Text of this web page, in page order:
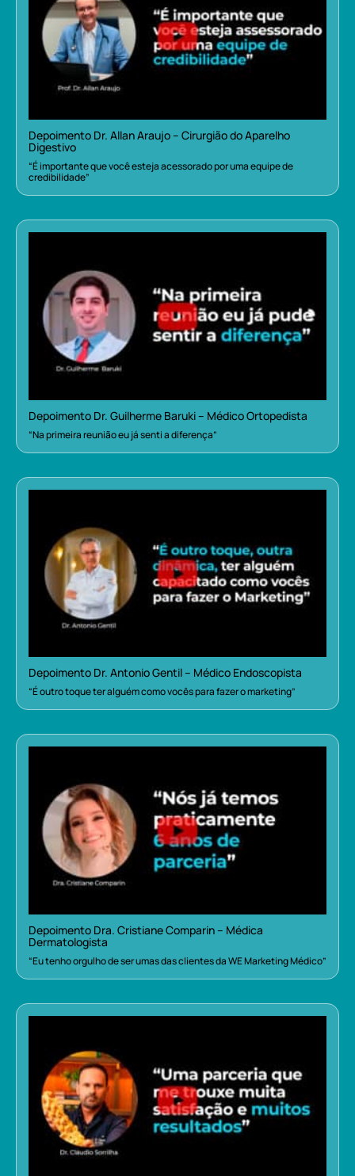
Depoimento Dr. Allan Araujo – Cirurgião do Aparelho
Digestivo
“É importante que você esteja acessorado por uma equipe de
credibilidade”
Depoimento Dr. Guilherme Baruki – Médico Ortopedista
“Na primeira reunião eu já senti a diferença”
Depoimento Dr. Antonio Gentil – Médico Endoscopista
“É outro toque ter alguém como vocês para fazer o marketing”
Depoimento Dra. Cristiane Comparin – Médica
Dermatologista
“Eu tenho orgulho de ser umas das clientes da WE Marketing Médico”